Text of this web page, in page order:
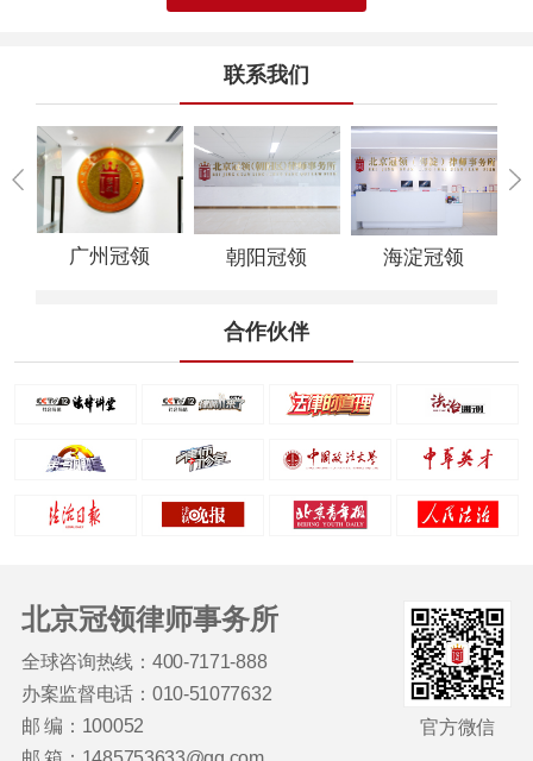
联系我们
广州冠领 朝阳冠领 海淀冠领
合作伙伴
北京冠领律师事务所
全球咨询热线：400-7171-888
办案监督电话：010-51077632
邮 编：100052
官方微信